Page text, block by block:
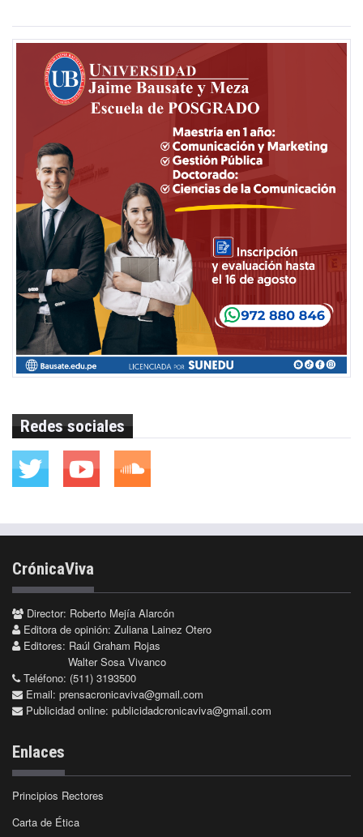
Redes sociales
CrónicaViva
Director: Roberto Mejía Alarcón
Editora de opinión: Zuliana Lainez Otero
Editores: Raúl Graham Rojas
Walter Sosa Vivanco
Teléfono: (511) 3193500
Email: prensacronicaviva@gmail.com
Publicidad online: publicidadcronicaviva@gmail.com
Enlaces
Principios Rectores
Carta de Ética